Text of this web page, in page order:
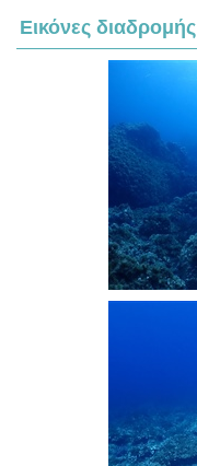
Εικόνες διαδρομής